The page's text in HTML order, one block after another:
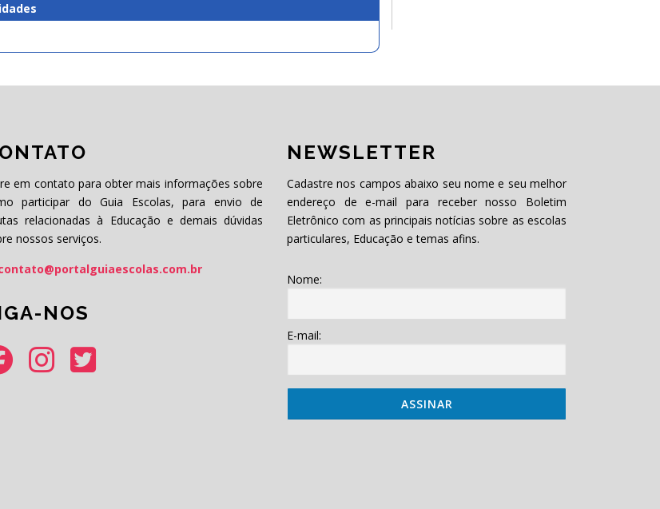
em contato para obter mais informações sobre
participar do Guia Escolas, para envio de
relacionadas à Educação e demais dúvidas
nossos serviços.
NOS
NEWSLETTER
Cadastre nos campos abaixo seu nome e seu melhor
endereço de e-mail para receber nosso Boletim
Eletrônico com as principais notícias sobre as escolas
particulares, Educação e temas afins.
Nome:
E-mail: